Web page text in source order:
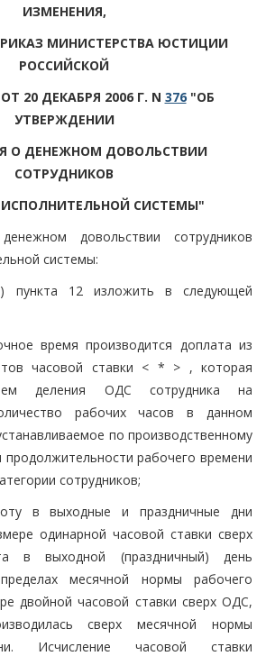
ИЗМЕНЕНИЯ,
МИНИСТЕРСТВА ЮСТИЦИИ
РОССИЙСКОЙ
20 ДЕКАБРЯ 2006 Г. N 376"ОБ
УТВЕРЖДЕНИИ
О ДЕНЕЖНОМ ДОВОЛЬСТВИИ
СОТРУДНИКОВ
СИСТЕМЫ"
довольствии сотрудников
системы:
пункта 12 изложить в следующей
время производится доплата из
часовой ставки < * > , которая
деления ОДС сотрудника на
рабочих часов в данном
по производственному
продолжительности рабочего времени
сотрудников;
в выходные и праздничные дни
одинарной часовой ставки сверх
в выходной (праздничный) день
месячной нормы рабочего
двойной часовой ставки сверх ОДС,
сверх месячной нормы
Исчисление часовой ставки